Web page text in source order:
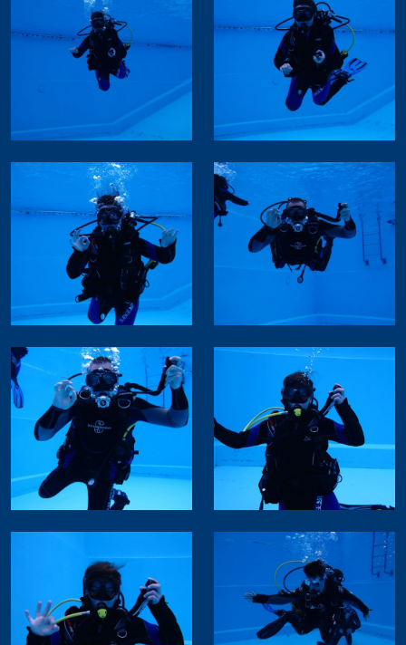
Erste-Hilfe Instructor
Erste Hilfe + Notfallsauerstoff
Erste Hilfe HLW+AED
2025 Ferienspass Aadorf
2019 Fernsteinsee
2019 Shams Alam Beach Resort, Ägypten
2019 Attersee
2018 Attersee
2018 Ferienspass Hettlingen
2018 Lac Soutairrain
2017 Schnuppertauchen Fliegende Helfer